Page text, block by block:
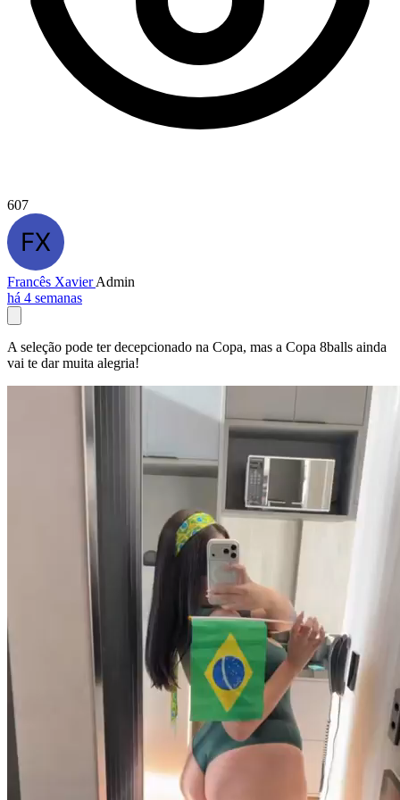
607
Francês XavierAdmin
há 4 semanas
A seleção pode ter decepcionado na Copa, mas a Copa 8balls ainda
vai te dar muita alegria!